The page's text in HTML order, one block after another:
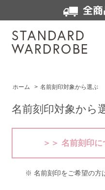
全
ホーム > 名前刻印対象から選ぶ
名前刻印対象から
＞＞ 名前刻印
※ 名前刻印をご希望の方